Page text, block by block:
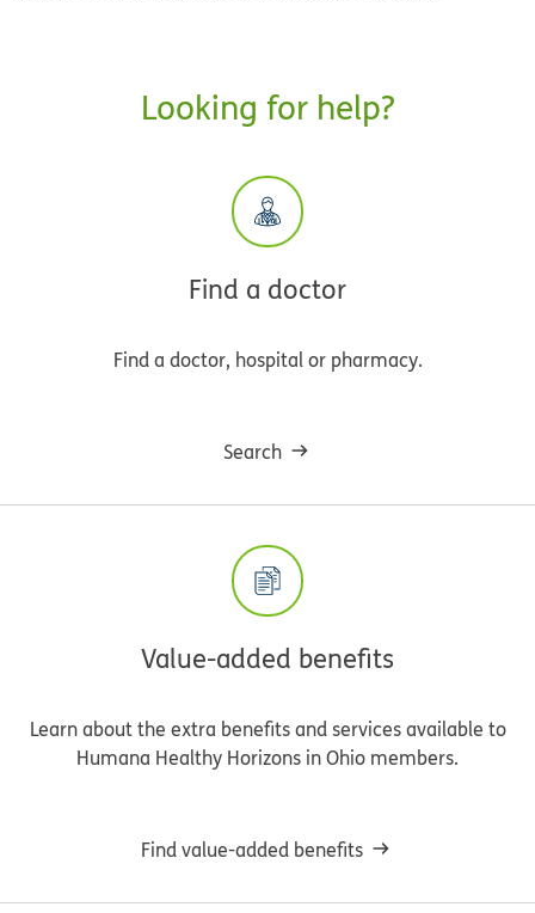
Looking for help?
Find a doctor
Find a doctor, hospital or pharmacy.
Search
Value-added benefits
Learn about the extra benefits and services available to
Humana Healthy Horizons in Ohio members.
Find value-added benefits